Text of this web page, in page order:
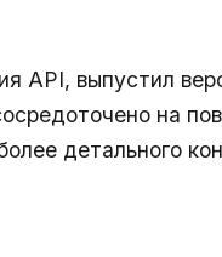
API, выпустил
на
детального